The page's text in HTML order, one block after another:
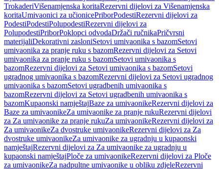
TrokaderiVišenamjenska koritaRezervni dijelovi za Višenamjenska
koritaUmivaonici za učionicePriborPodestiRezervni dijelovi za
PodestiPodestiPolupodestiRezervni dijelovi za
PolupodestiPriborPoklopci odvodaDržači ručnikaPričvrsni
materijaliDekorativni zasloniSetovi umivaonika s bazomSetovi
umivaonika za pranje ruku s bazomRezervni dijelovi za Setovi
umivaonika za pranje ruku s bazomSetovi umivaonika s
bazomRezervni dijelovi za Setovi umivaonika s bazomSetovi
ugradnog umivaonika s bazomRezervni dijelovi za Setovi ugradnog
umivaonika s bazomSetovi ugradbenih umivaonika s
bazomRezervni dijelovi za Setovi ugradbenih umivaonika s
bazomKupaonski namještajBaze za umivaonikeRezervni dijelovi za
Baze za umivaonikeZa umivaonike za pranje rukuRezervni dijelovi
za Za umivaonike za pranje rukuZa umivaonikeRezervni dijelovi za
Za umivaonikeZa dvostruke umivaonikeRezervni dijelovi za Za
dvostruke umivaonikeZa umivaonike za ugradnju u kupaonski
namještajRezervni dijelovi za Za umivaonike za ugradnju u
kupaonski namještajPloče za umivaonikeRezervni dijelovi za Ploče
za umivaonikeZa nadpultne umivaonike u obliku zdjeleRezervni